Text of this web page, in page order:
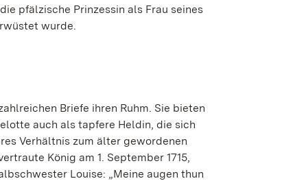
pfälzische Prinzessin als Frau seines
wurde.
Briefe ihren Ruhm. Sie bieten
auch als tapfere Heldin, die sich
Verhältnis zum älter gewordenen
König am 1. September 1715,
Louise: „Meine augen thun